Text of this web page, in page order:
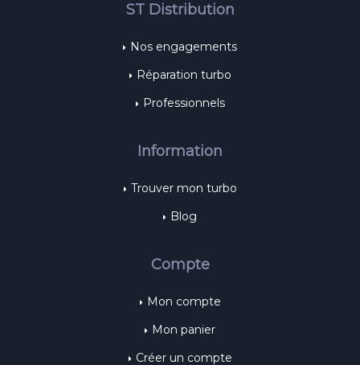
ST Distribution
Nos engagements
Réparation turbo
Professionnels
Information
Trouver mon turbo
Blog
Compte
Mon compte
Mon panier
Créer un compte